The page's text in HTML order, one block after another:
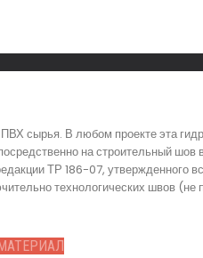
сырья. В любом проекте эта
на строительный шов
ТР 186-07, утвержденного
технологических швов (не